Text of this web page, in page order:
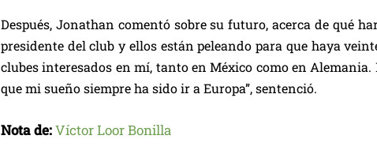
Después, Jonathan comentó sobre su futuro, acerca de qué
presidente del club y ellos están peleando para que haya
clubes interesados en mí, tanto en México como en
que mi sueño siempre ha sido ir a Europa”, sentenció.
Nota de:Víctor Loor Bonilla